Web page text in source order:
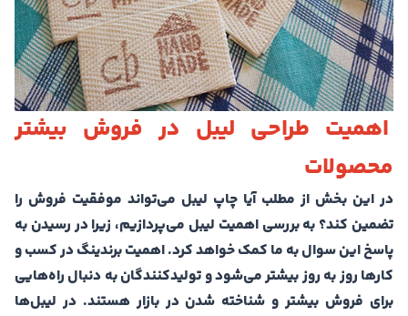
اهمیت طراحی لیبل در فروش بیشتر
محصولات
در این بخش از مطلب آیا چاپ لیبل می‌تواند موفقیت فروش را
تضمین کند؟ به بررسی اهمیت لیبل می‌پردازیم، زیرا در رسیدن به
پاسخ این سوال به ما کمک خواهد کرد. اهمیت برندینگ در کسب و
کارها روز به روز بیشتر می‌شود و تولیدکنندگان به دنبال راه‌هایی
برای فروش بیشتر و شناخته شدن در بازار هستند. در لیبل‌ها